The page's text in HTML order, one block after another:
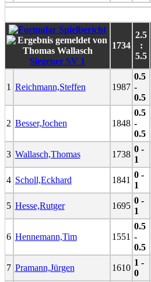
Siegener SV 1
1734
2.5
:
5.5
1 Reichmann,Steffen 1987
0.5
-
0.5
2 Besser,Jochen 1848
0.5
-
0.5
3 Wallasch,Thomas 1738
0 -
1
4 Scholl,Eckhard 1841
0 -
1
5 Hesse,Rutger 1695
0 -
1
6 Hennemann,Tim 1551
0.5
-
0.5
7 Pramann,Jürgen 1610
1 -
0